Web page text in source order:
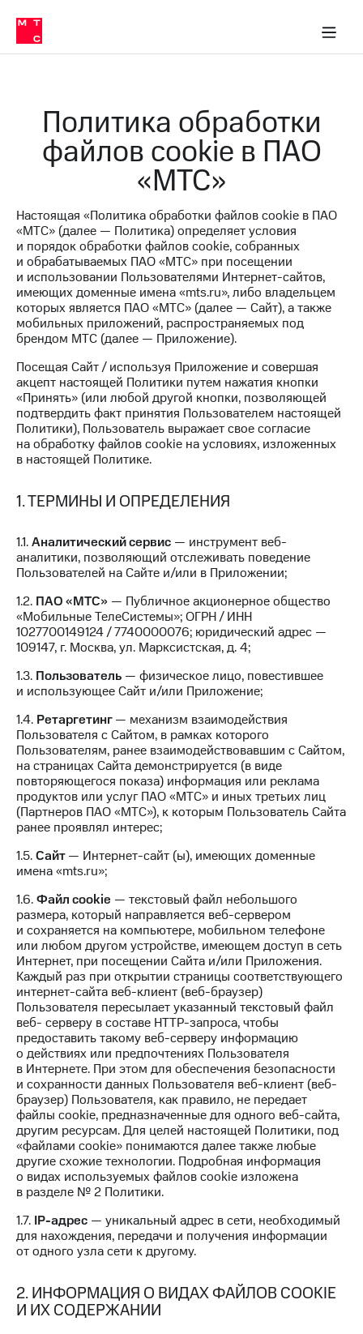
связь
Сервисы и подписки
30% на связь
кабинеты
Мобильная
и
ТВ
Спутниковое
Деньги
связь
Перенести
номер
в МТС
Тарифы
Услуги
Роуминг
Семейная
группа
SIM-
Оформить
eSIM
карта
для
иностранцев
чистый
номер
Выбрать
красивый
номер
Заменить
SIM-
карту
Перейти
на
Для дома
Выберите
и подключите
ТВ
с выгодным
тарифом
Тарифы
Интернет,
ТВ и телефон
для дома
Услуги
Акции
Домашний
Домашнее
ТВ
ТВ
в МТС
Услуги
Личный
кабинет
Скачать
приложение
Мой
МТС
Акции
Скидка 30%
на связь
Тарифы
RED,
РИИЛ
и МТС
Супер
при
МТС
Деньги
Выберите
и подключите
ТВ
с выгодным
тарифом
Тарифы
Интернет,
ТВ и телефон
для дома
Услуги
Личный
кабинет
интернета
и
ТВ
Личный
кабинет
спутникового
ТВ
Скачать
приложение
Мой
МТС
Акции
Видеонаблюдение
для дома
149 ₽/
мес
МТС
Premium
Подписка
на гигабайты
интернета,
музыка
и многое
другое
Политика обработки
файлов cookie в ПАО
«МТС»
Настоящая «Политика обработки файлов cookie в ПАО
«МТС» (далее — Политика) определяет условия
и порядок обработки файлов cookie, собранных
и обрабатываемых ПАО «МТС» при посещении
и использовании Пользователями Интернет-сайтов,
имеющих доменные имена «mts.ru», либо владельцем
которых является ПАО «МТС» (далее — Сайт), а также
мобильных приложений, распространяемых под
брендом МТС (далее — Приложение).
Посещая Сайт / используя Приложение и совершая
акцепт настоящей Политики путем нажатия кнопки
«Принять» (или любой другой кнопки, позволяющей
подтвердить факт принятия Пользователем настоящей
Политики), Пользователь выражает свое согласие
на обработку файлов cookie на условиях, изложенных
в настоящей Политике.
1. ТЕРМИНЫ И ОПРЕДЕЛЕНИЯ
1.1.Аналитический сервис — инструмент веб-
аналитики, позволяющий отслеживать поведение
Пользователей на Сайте и/или в Приложении;
1.2. ПАО «МТС» — Публичное акционерное общество
«Мобильные ТелеСистемы»; ОГРН / ИНН
1027700149124 / 7740000076; юридический адрес —
109147, г. Москва, ул. Марксистская, д. 4;
1.3. Пользователь — физическое лицо, повестившее
и использующее Сайт и/или Приложение;
1.4. Ретаргетинг— механизм взаимодействия
Пользователя с Сайтом, в рамках которого
Пользователям, ранее взаимодействовавшим с Сайтом,
на страницах Сайта демонстрируется (в виде
повторяющегося показа) информация или реклама
продуктов или услуг ПАО «МТС» и иных третьих лиц
(Партнеров ПАО «МТС»), к которым Пользователь Сайта
ранее проявлял интерес;
1.5.Сайт— Интернет-сайт (ы), имеющих доменные
имена «mts.ru»;
1.6.Файл сookie — текстовый файл небольшого
размера, который направляется веб-сервером
и сохраняется на компьютере, мобильном телефоне
или любом другом устройстве, имеющем доступ в сеть
Интернет, при посещении Сайта и/или Приложения.
Каждый раз при открытии страницы соответствующего
интернет-сайта веб-клиент (веб-браузер)
Пользователя пересылает указанный текстовый файл
веб- серверу в составе HTTP-запроса, чтобы
предоставить такому веб-серверу информацию
о действиях или предпочтениях Пользователя
в Интернете. При этом для обеспечения безопасности
и сохранности данных Пользователя веб-клиент (веб-
браузер) Пользователя, как правило, не передает
файлы cookie, предназначенные для одного веб-сайта,
другим ресурсам. Для целей настоящей Политики, под
«файлами cookie» понимаются далее также любые
другие схожие технологии. Подробная информация
о видах используемых файлов cookie изложена
в разделе № 2 Политики.
1.7. IP-адрес — уникальный адрес в сети, необходимый
для нахождения, передачи и получения информации
от одного узла сети к другому.
2. ИНФОРМАЦИЯ О ВИДАХ ФАЙЛОВ COOKIE
И ИХ СОДЕРЖАНИИ